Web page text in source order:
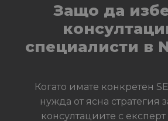
Защо да
специалисти в
Когато имате конкретен
нужда от ясна стратегия
консултациите с